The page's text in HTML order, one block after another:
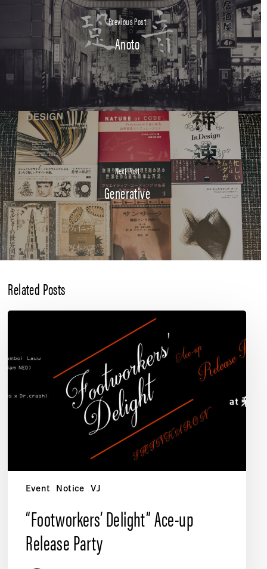
Previous Post
Anoto
Next Post
Generative
Related Posts
Event Notice VJ
“Footworkers’
Release
Party
“Footworkers’ Delight” Ace-up
Release Party